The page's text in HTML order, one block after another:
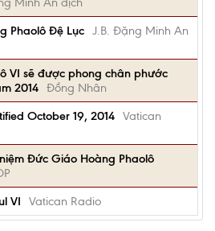
Phaolô Đệ Lục J.B. Đặng Minh An
VI sẽ được phong chân phước
2014 Đồng Nhân
October 19, 2014 Vatican
Đức Giáo Hoàng Phaolô
VI
Vatican Radio